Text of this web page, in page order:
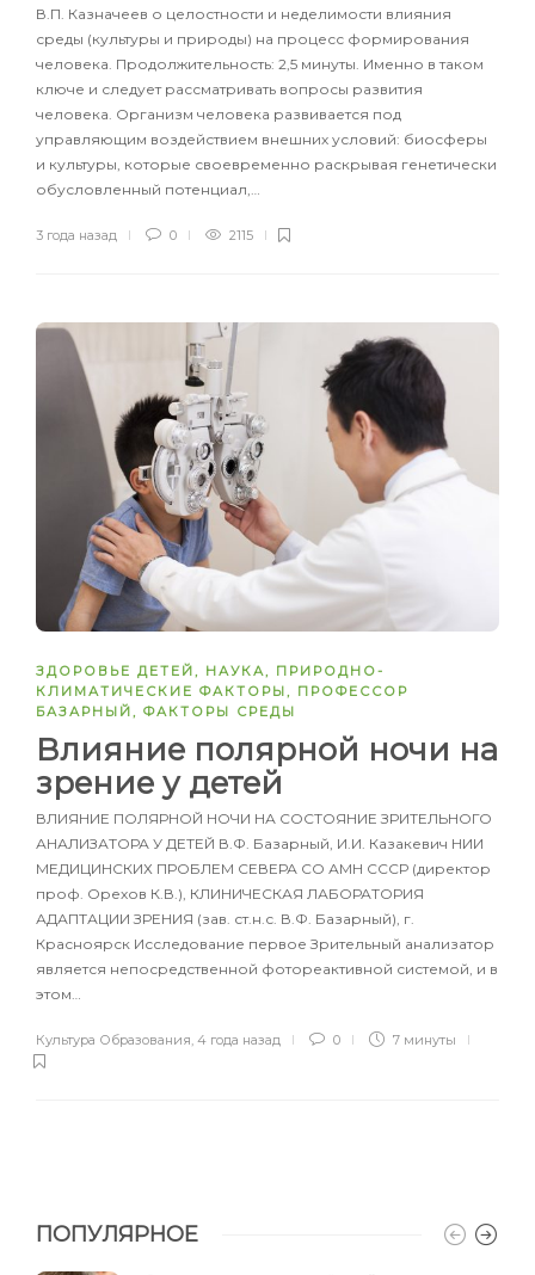
В.П. Казначеев о целостности и неделимости влияния
среды (культуры и природы) на процесс формирования
человека. Продолжительность: 2,5 минуты. Именно в таком
ключе и следует рассматривать вопросы развития
человека. Организм человека развивается под
управляющим воздействием внешних условий: биосферы
и культуры, которые своевременно раскрывая генетически
обусловленный потенциал,…
3 года назад 0 2115
ЗДОРОВЬЕ ДЕТЕЙ , НАУКА , ПРИРОДНО-
КЛИМАТИЧЕСКИЕ ФАКТОРЫ , ПРОФЕССОР
БАЗАРНЫЙ , ФАКТОРЫ СРЕДЫ
Влияние полярной ночи на
зрение у детей
ВЛИЯНИЕ ПОЛЯРНОЙ НОЧИ НА СОСТОЯНИЕ ЗРИТЕЛЬНОГО
АНАЛИЗАТОРА У ДЕТЕЙ В.Ф. Базарный, И.И. Казакевич НИИ
МЕДИЦИНСКИХ ПРОБЛЕМ СЕВЕРА СО АМН СССР (директор
проф. Орехов К.В.), КЛИНИЧЕСКАЯ ЛАБОРАТОРИЯ
АДАПТАЦИИ ЗРЕНИЯ (зав. ст.н.с. В.Ф. Базарный), г.
Красноярск Исследование первое Зрительный анализатор
является непосредственной фотореактивной системой, и в
этом…
Культура Образования 4 года назад 0 7 минуты
ПОПУЛЯРНОЕ